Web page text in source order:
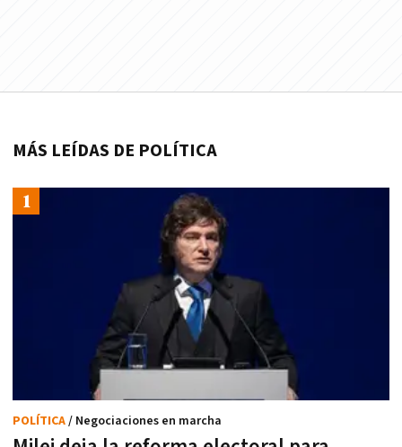
MÁS LEÍDAS DE POLÍTICA
POLÍTICA/ Negociaciones en marcha